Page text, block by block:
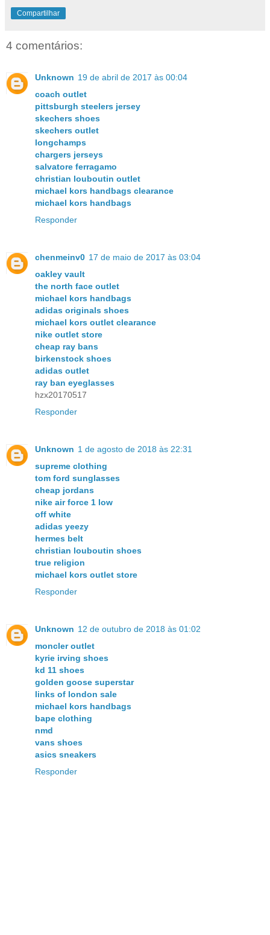
Compartilhar
4 comentários:
Unknown 19 de abril de 2017 às 00:04
coach outlet
pittsburgh steelers jersey
skechers shoes
skechers outlet
longchamps
chargers jerseys
salvatore ferragamo
christian louboutin outlet
michael kors handbags clearance
michael kors handbags
Responder
chenmeinv0 17 de maio de 2017 às 03:04
oakley vault
the north face outlet
michael kors handbags
adidas originals shoes
michael kors outlet clearance
nike outlet store
cheap ray bans
birkenstock shoes
adidas outlet
ray ban eyeglasses
hzx20170517
Responder
Unknown 1 de agosto de 2018 às 22:31
supreme clothing
tom ford sunglasses
cheap jordans
nike air force 1 low
off white
adidas yeezy
hermes belt
christian louboutin shoes
true religion
michael kors outlet store
Responder
Unknown 12 de outubro de 2018 às 01:02
moncler outlet
kyrie irving shoes
kd 11 shoes
golden goose superstar
links of london sale
michael kors handbags
bape clothing
nmd
vans shoes
asics sneakers
Responder